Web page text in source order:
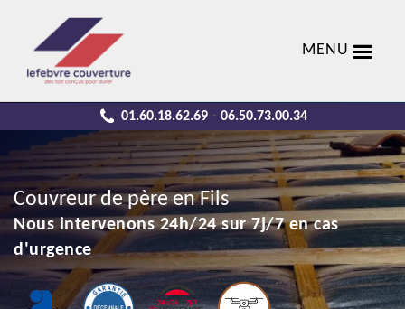
MENU
01.60.18.62.69 - 06.50.73.00.34
Couvreur de père en Fils
Nous intervenons 24h/24 sur 7j/7 en cas
d'urgence